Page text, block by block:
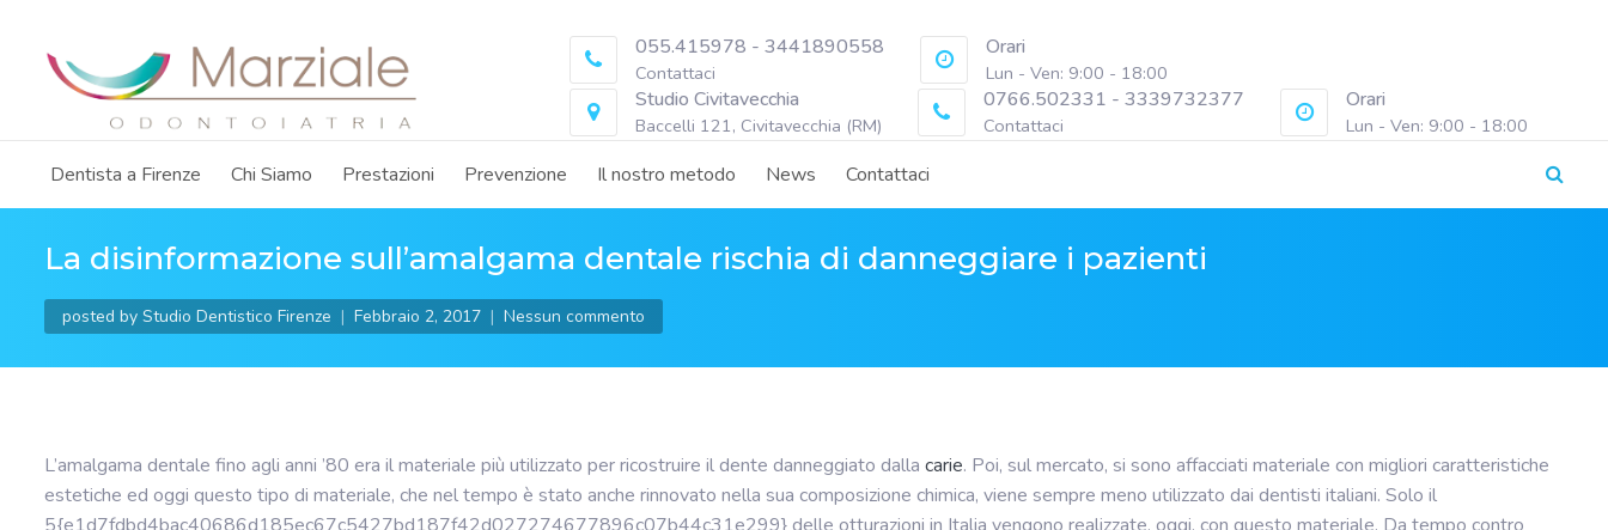
055.415978 - 3441890558
Contattaci
Orari
Lun - Ven: 9:00 - 18:00
Studio Civitavecchia
Baccelli 121, Civitavecchia (RM)
0766.502331 - 3339732377
Contattaci
Orari
Lun - Ven: 9:00 - 18:00
Dentista a Firenze Chi Siamo Prestazioni Prevenzione Il nostro metodo News Contattaci
La disinformazione sull’amalgama dentale rischia di danneggiare i pazienti
posted by Studio Dentistico Firenze Febbraio 2, 2017 Nessun commento
L’amalgama dentale fino agli anni ’80 era il materiale più utilizzato per ricostruire il dente danneggiato dalla carie. Poi, sul mercato, si sono affacciati materiale con migliori caratteristiche
estetiche ed oggi questo tipo di materiale, che nel tempo è stato anche rinnovato nella sua composizione chimica, viene sempre meno utilizzato dai dentisti italiani. Solo il